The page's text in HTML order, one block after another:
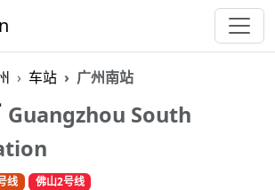
车站 广州南站
Guangzhou South
线 佛山2号线